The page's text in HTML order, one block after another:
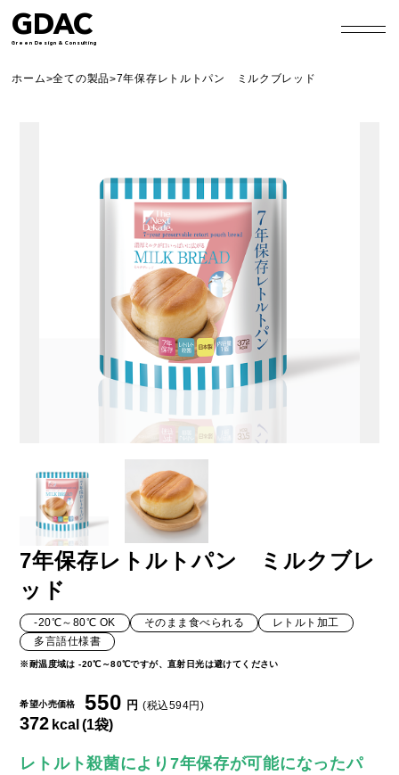
GDAC
Green Design & Consulting
ホーム>全ての製品>7年保存レトルトパン ミルクブレッド
7年保存レトルトパン ミルクブレ
ッド
-20℃～80℃ OK そのまま食べられる
レトルト加工
多言語仕様書
※耐温度域は -20℃～80℃ですが、直射日光は避けてください
希望小売価格 550 円 (税込594円)
372 kcal (1袋)
レトルト殺菌により7年保存が可能になったパ